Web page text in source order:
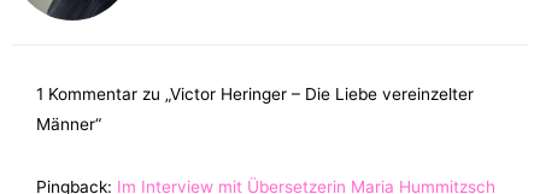
1 Kommentar zu „Victor Heringer – Die Liebe vereinzelter
Männer“
Pingback: Im Interview mit Übersetzerin Maria Hummitzsch